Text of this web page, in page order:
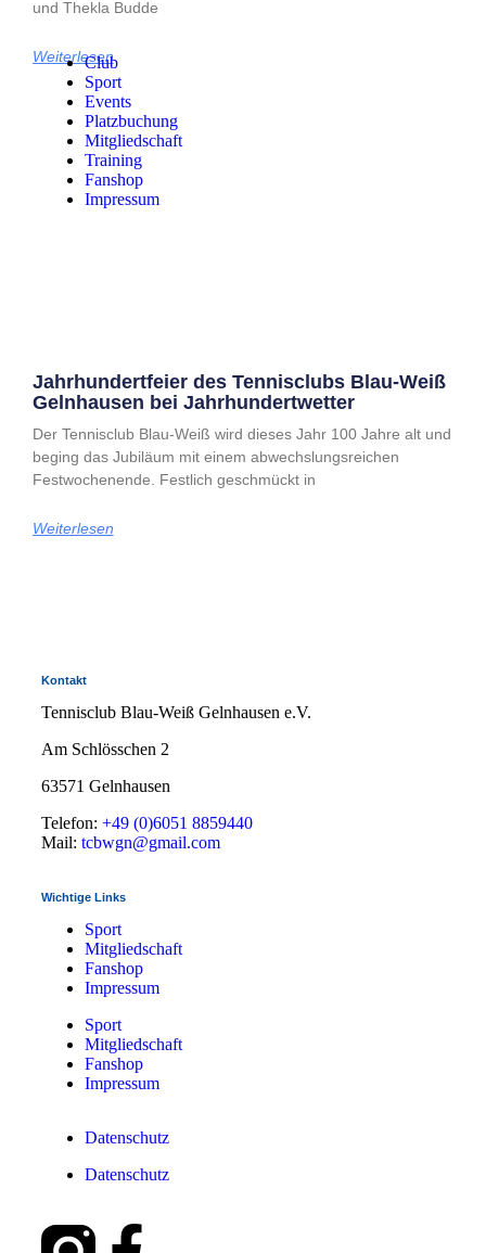
Club
Sport
Events
Platzbuchung
Mitgliedschaft
Training
Fanshop
Impressum
und Thekla Budde
Weiterlesen
Jahrhundertfeier des Tennisclubs Blau-Weiß
Gelnhausen bei Jahrhundertwetter
Der Tennisclub Blau-Weiß wird dieses Jahr 100 Jahre alt und
beging das Jubiläum mit einem abwechslungsreichen
Festwochenende. Festlich geschmückt in
Weiterlesen
Kontakt
Tennisclub Blau-Weiß Gelnhausen e.V.
Am Schlösschen 2
63571 Gelnhausen
Telefon: +49 (0)6051 8859440
Mail: tcbwgn@gmail.com
Wichtige Links
Sport
Mitgliedschaft
Fanshop
Impressum
Sport
Mitgliedschaft
Fanshop
Impressum
Datenschutz
Datenschutz